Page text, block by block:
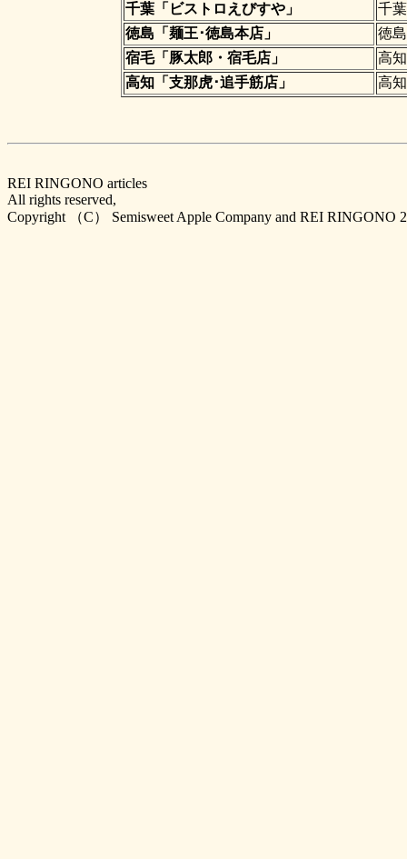
千葉「ビストロえびすや」
千
徳島「麺王･徳島本店」
徳
宿毛「豚太郎・宿毛店」
高
高知「支那虎･追手筋店」
高
REI RINGONO articles
All rights reserved,
Copyright （C） Semisweet Apple Company and REI RINGONO